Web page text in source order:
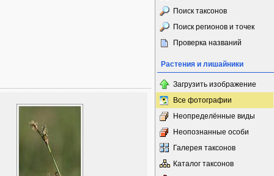
Поиск таксонов
Поиск регионов и точек
Проверка названий
Растения и лишайники
Загрузить изображение
Все фотографии
Неопределённые виды
Неопознанные особи
Галерея таксонов
Каталог таксонов